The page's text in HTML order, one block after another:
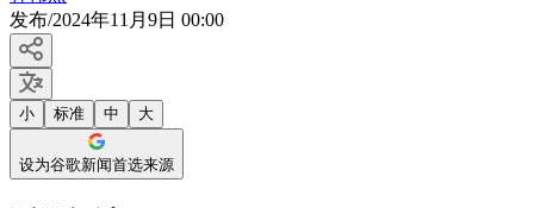
发布/2024年11月9日 00:00
小 标准 中 大
设为谷歌新闻首选来源